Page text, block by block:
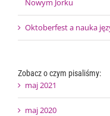
Oktoberfest a nauka
Zobacz o czym pisaliśmy:
maj 2021
maj 2020